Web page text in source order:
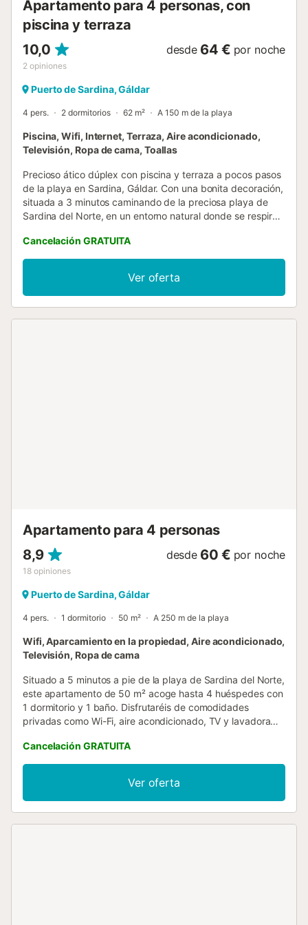
Apartamento para 4 personas, con
piscina y terraza
10,0
2 opiniones
desde 64 € por noche
Puerto de Sardina, Gáldar
4 pers. 2 dormitorios 62 m² A 150 m de la playa
Piscina, Wifi, Internet, Terraza, Aire acondicionado,
Televisión, Ropa de cama, Toallas
Precioso ático dúplex con piscina y terraza a pocos pasos
de la playa en Sardina, Gáldar. Con una bonita decoración,
situada a 3 minutos caminando de la preciosa playa de
Sardina del Norte, en un entorno natural donde se respira
4 personas, distribuidas en dos dormitorios, una
acogedora terraza donde podrás desconectar y almorzar
al aire libre y piscina comunitaria. Tiene todos los
ingredientes para unas vacaciones únicas en Gran
Canaria. Este bonito ático dúplex, es ideal para familias,
Cancelación GRATUITA
Ver oferta
Apartamento para 4 personas
8,9
18 opiniones
desde 60 € por noche
Puerto de Sardina, Gáldar
4 pers. 1 dormitorio 50 m² A 250 m de la playa
Wifi, Aparcamiento en la propiedad, Aire acondicionado,
Televisión, Ropa de cama
Situado a 5 minutos a pie de la playa de Sardina del Norte,
este apartamento de 50 m² acoge hasta 4 huéspedes con
1 dormitorio y 1 baño. Disfrutaréis de comodidades
privadas como Wi-Fi, aire acondicionado, TV y lavadora
no dispone de espacios exteriores ni zonas ajardinadas.
Podéis aparcar en la calle, justo delante de la puerta de
entrada. No se permiten eventos en el alojamiento....
Cancelación GRATUITA
Ver oferta